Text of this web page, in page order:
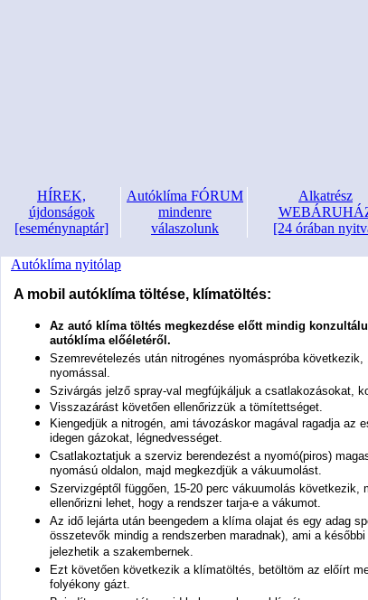
HÍREK,
újdonságok
[eseménynaptár]
Autóklíma FÓRUM
mindenre
válaszolunk
Alkatrész
[24 órában
Autóklíma nyitólap
A mobil autóklíma töltése, klímatöltés:
Az autó klíma töltés megkezdése előtt mindig
autóklíma előéletéről.
Szemrevételezés után nitrogénes nyomáspróba következik,
nyomással.
Szivárgás jelző spray-val megfújkáljuk a csatlakozásokat,
Visszazárást követően ellenőrizzük a tömítettséget.
Kiengedjük a nitrogén, ami távozáskor magával ragadja az
idegen gázokat, légnedvességet.
Csatlakoztatjuk a szerviz berendezést a nyomó(piros)
nyomású oldalon, majd megkezdjük a vákuumolást.
Szervizgéptől függően, 15-20 perc vákuumolás
ellenőrizni lehet, hogy a rendszer tarja-e a vákumot.
Az idő lejárta után beengedem a klíma olajat és egy adag
összetevők mindig a rendszerben maradnak), ami a
jelezhetik a szakembernek.
Ezt követően következik a klímatöltés, betöltöm az előírt
folyékony gázt.